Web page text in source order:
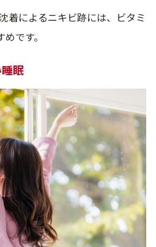
着によるニキビ跡には、ビタミ
です。
眠